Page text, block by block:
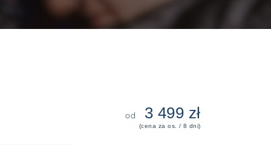
od 3 499 zł
(cena za os. / 8 dni)